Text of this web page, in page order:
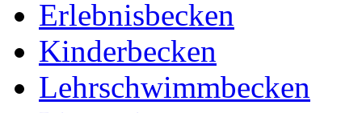
Erlebnisbecken
Kinderbecken
Lehrschwimmbecken